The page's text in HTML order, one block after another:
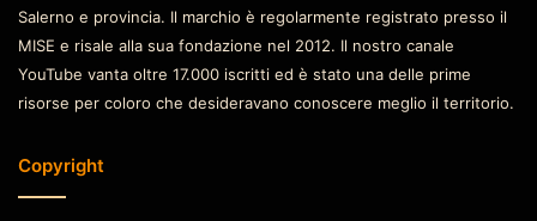
Salerno e provincia. Il marchio è regolarmente registrato presso il
MISE e risale alla sua fondazione nel 2012. Il nostro canale
YouTube vanta oltre 17.000 iscritti ed è stato una delle prime
risorse per coloro che desideravano conoscere meglio il territorio.
Copyright